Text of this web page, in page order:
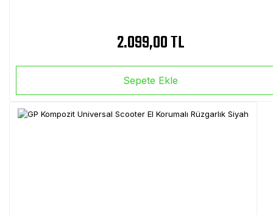
2.099,00 TL
Sepete Ekle